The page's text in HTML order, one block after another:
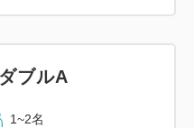
場合は、徒歩3分程の距
ブルA
1~2名